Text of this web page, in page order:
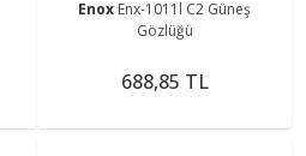
Enox Enx-1011l C2 Güneş
Gözlüğü
688,85 TL